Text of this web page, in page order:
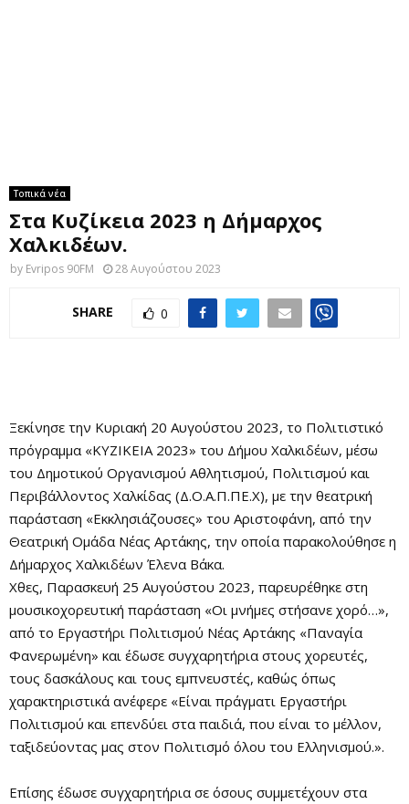
Τοπικά νέα
Στα Κυζίκεια 2023 η Δήμαρχος
Χαλκιδέων.
by Evripos 90FM 28 Αυγούστου 2023
SHARE 0
Ξεκίνησε την Κυριακή 20 Αυγούστου 2023, το Πολιτιστικό
πρόγραμμα «ΚΥΖΙΚΕΙΑ 2023» του Δήμου Χαλκιδέων, μέσω
του Δημοτικού Οργανισμού Αθλητισμού, Πολιτισμού και
Περιβάλλοντος Χαλκίδας (Δ.Ο.Α.Π.ΠΕ.Χ), με την θεατρική
παράσταση «Εκκλησιάζουσες» του Αριστοφάνη, από την
Θεατρική Ομάδα Νέας Αρτάκης, την οποία παρακολούθησε η
Δήμαρχος Χαλκιδέων Έλενα Βάκα.
Χθες, Παρασκευή 25 Αυγούστου 2023, παρευρέθηκε στη
μουσικοχορευτική παράσταση «Οι μνήμες στήσανε χορό…»,
από το Εργαστήρι Πολιτισμού Νέας Αρτάκης «Παναγία
Φανερωμένη» και έδωσε συγχαρητήρια στους χορευτές,
τους δασκάλους και τους εμπνευστές, καθώς όπως
χαρακτηριστικά ανέφερε «Είναι πράγματι Εργαστήρι
Πολιτισμού και επενδύει στα παιδιά, που είναι το μέλλον,
ταξιδεύοντας μας στον Πολιτισμό όλου του Ελληνισμού.».
Επίσης έδωσε συγχαρητήρια σε όσους συμμετέχουν στα